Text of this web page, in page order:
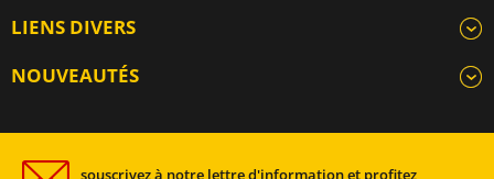
LIENS DIVERS
NOUVEAUTÉS
souscrivez à notre lettre d'information et profitez